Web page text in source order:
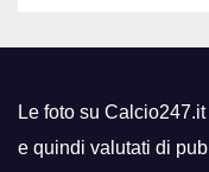
Le foto su
e quindi valutati di